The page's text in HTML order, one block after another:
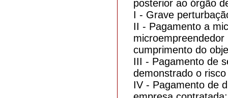
posterior ao órgão
I - Grave
II - Pagamento a
cumprimento do
III - Pagamento de
demonstrado o
IV - Pagamento de